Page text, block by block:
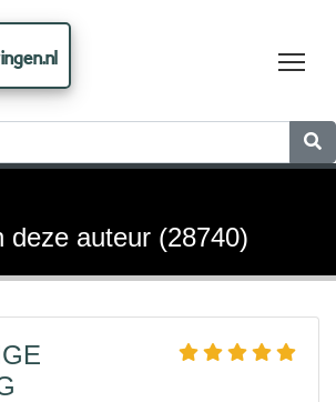
deze auteur (28740)